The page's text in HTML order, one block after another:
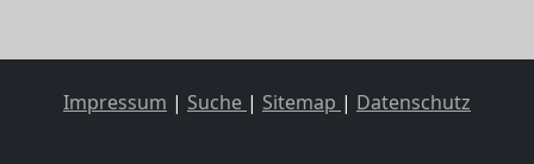
Impressum | Suche | Sitemap | Datenschutz